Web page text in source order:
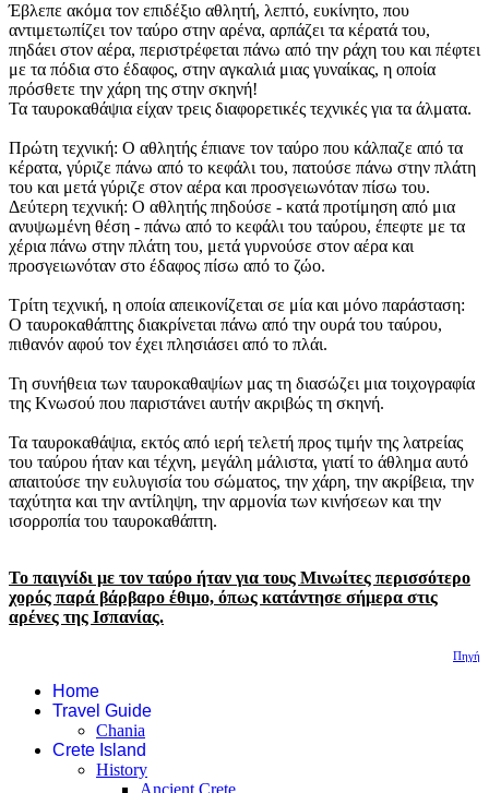
Έβλεπε ακόμα τον επιδέξιο αθλητή, λεπτό, ευκίνητο, που
αντιμετωπίζει τον ταύρο στην αρένα, αρπάζει τα κέρατά του,
πηδάει στον αέρα, περιστρέφεται πάνω από την ράχη του και πέφτει
με τα πόδια στο έδαφος, στην αγκαλιά μιας γυναίκας, η οποία
πρόσθετε την χάρη της στην σκηνή!
Τα ταυροκαθάψια είχαν τρεις διαφορετικές τεχνικές για τα άλματα.
Πρώτη τεχνική: Ο αθλητής έπιανε τον ταύρο που κάλπαζε από τα
κέρατα, γύριζε πάνω από το κεφάλι του, πατούσε πάνω στην πλάτη
του και μετά γύριζε στον αέρα και προσγειωνόταν πίσω του.
Δεύτερη τεχνική: Ο αθλητής πηδούσε - κατά προτίμηση από μια
ανυψωμένη θέση - πάνω από το κεφάλι του ταύρου, έπεφτε με τα
χέρια πάνω στην πλάτη του, μετά γυρνούσε στον αέρα και
προσγειωνόταν στο έδαφος πίσω από το ζώο.
Τρίτη τεχνική, η οποία απεικονίζεται σε μία και μόνο παράσταση:
Ο ταυροκαθάπτης διακρίνεται πάνω από την ουρά του ταύρου,
πιθανόν αφού τον έχει πλησιάσει από το πλάι.
Τη συνήθεια των ταυροκαθαψίων μας τη διασώζει μια τοιχογραφία
της Κνωσού που παριστάνει αυτήν ακριβώς τη σκηνή.
Τα ταυροκαθάψια, εκτός από ιερή τελετή προς τιμήν της λατρείας
του ταύρου ήταν και τέχνη, μεγάλη μάλιστα, γιατί το άθλημα αυτό
απαιτούσε την ευλυγισία του σώματος, την χάρη, την ακρίβεια, την
ταχύτητα και την αντίληψη, την αρμονία των κινήσεων και την
ισορροπία του ταυροκαθάπτη.
Το παιγνίδι με τον ταύρο ήταν για τους Μινωίτες περισσότερο
χορός παρά βάρβαρο έθιμο, όπως κατάντησε σήμερα στις
αρένες της Ισπανίας.
Πηγή
Home
Travel Guide
Chania
Crete Island
History